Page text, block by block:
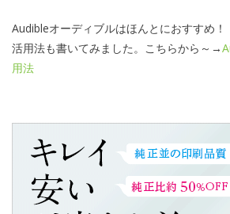
Audibleオーディブルはほんとにおすすめ
活用法も書いてみました。こちらから～→
用法